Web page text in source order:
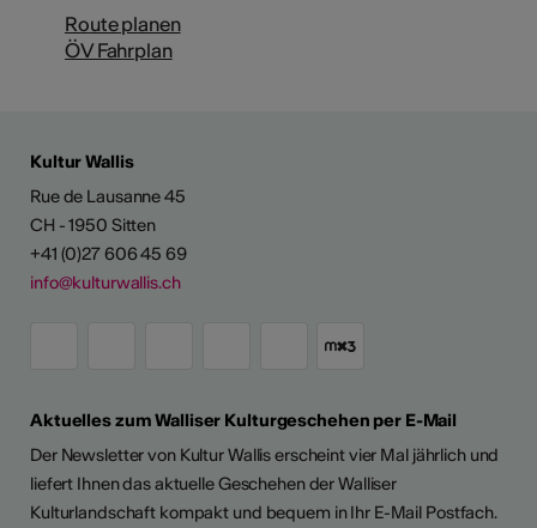
Route planen
ÖV Fahrplan
Kultur Wallis
Rue de Lausanne 45
CH - 1950 Sitten
+41 (0)27 606 45 69
info@kulturwallis.ch
Aktuelles zum Walliser Kulturgeschehen per E-Mail
Der Newsletter von Kultur Wallis erscheint vier Mal jährlich und
liefert Ihnen das aktuelle Geschehen der Walliser
Kulturlandschaft kompakt und bequem in Ihr E-Mail Postfach.